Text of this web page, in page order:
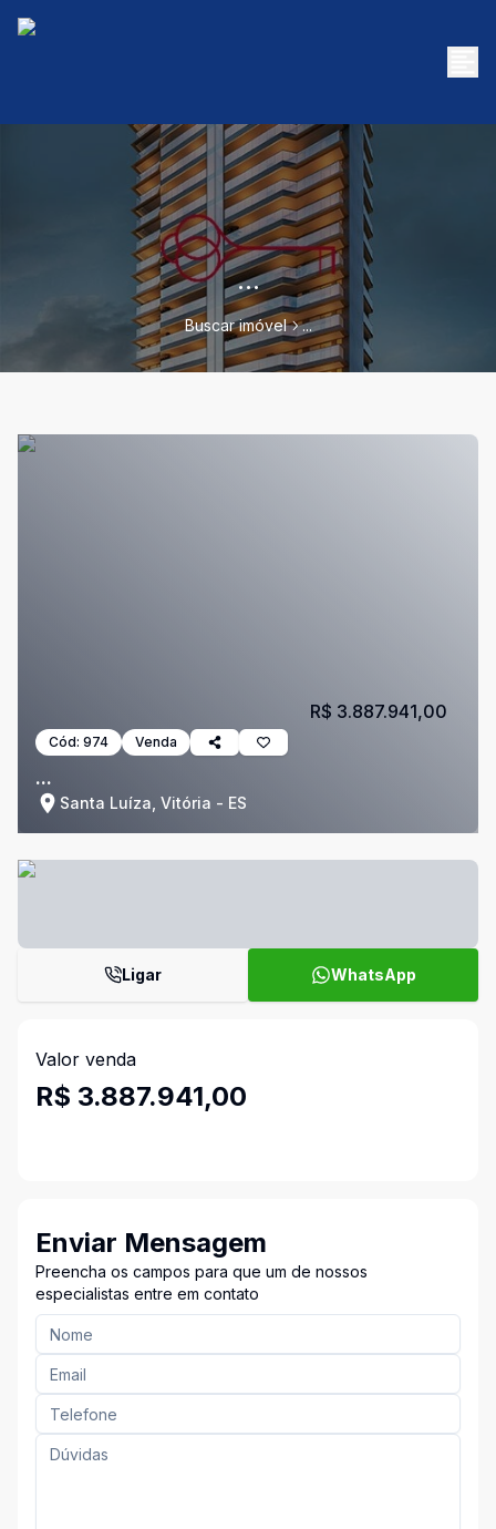
...
Buscar imóvel ...
Cód: 974 Venda
...
Santa Luíza, Vitória - ES
R$ 3.887.941,00
Ligar WhatsApp
Valor venda
R$ 3.887.941,00
Enviar Mensagem
Preencha os campos para que um de nossos
especialistas entre em contato